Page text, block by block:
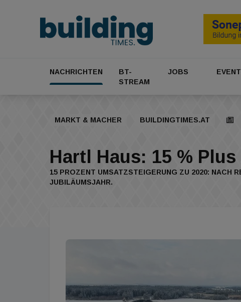
NACHRICHTEN
BT-
STREAM
JOBS
MARKT & MACHER BUILDINGTIMES.AT
Hartl Haus: 15 %
15 PROZENT UMSATZSTEIGERUNG ZU 2020: NACH
JUBILÄUMSJAHR.